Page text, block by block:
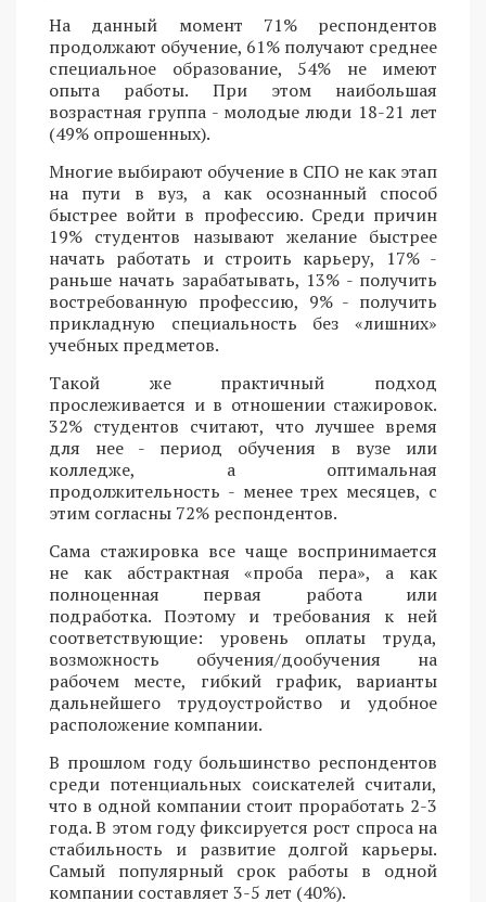
На данный момент 71% респондентов
продолжают обучение, 61% получают среднее
специальное образование, 54% не имеют
опыта работы. При этом наибольшая
возрастная группа - молодые люди 18-21 лет
(49% опрошенных).
Многие выбирают обучение в СПО не как этап
на пути в вуз, а как осознанный способ
быстрее войти в профессию. Среди причин
19% студентов называют желание быстрее
начать работать и строить карьеру, 17% -
раньше начать зарабатывать, 13% - получить
востребованную профессию, 9% - получить
прикладную специальность без «лишних»
учебных предметов.
Такой же практичный подход
прослеживается и в отношении стажировок.
32% студентов считают, что лучшее время
для нее - период обучения в вузе или
колледже, а оптимальная
продолжительность - менее трех месяцев, с
этим согласны 72% респондентов.
Сама стажировка все чаще воспринимается
не как абстрактная «проба пера», а как
полноценная первая работа или
подработка. Поэтому и требования к ней
соответствующие: уровень оплаты труда,
возможность обучения/дообучения на
рабочем месте, гибкий график, варианты
дальнейшего трудоустройство и удобное
расположение компании.
В прошлом году большинство респондентов
среди потенциальных соискателей считали,
что в одной компании стоит проработать 2-3
года. В этом году фиксируется рост спроса на
стабильность и развитие долгой карьеры.
Самый популярный срок работы в одной
компании составляет 3-5 лет (40%).